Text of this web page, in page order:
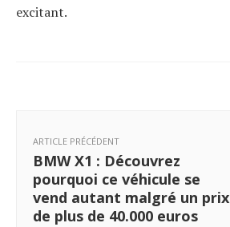
excitant.
ARTICLE PRÉCÉDENT
BMW X1 : Découvrez
pourquoi ce véhicule se
vend autant malgré un prix
de plus de 40.000 euros